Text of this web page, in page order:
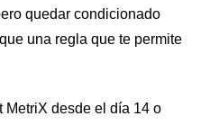
quedar condicionado
una regla que te permite
MetriX desde el día 14 o